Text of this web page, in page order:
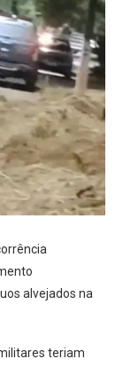
alvejados na
teriam